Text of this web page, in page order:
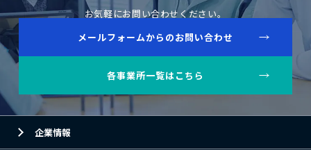
お気軽にお問い合わせください。
メールフォームからのお問い合わせ
各事業所一覧はこちら
企業情報